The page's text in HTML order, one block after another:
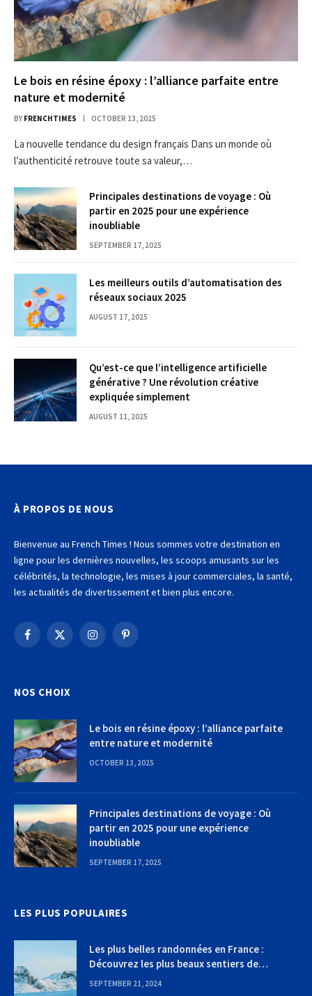
Le bois en résine époxy : l’alliance parfaite entre
nature et modernité
BY FRENCHTIMES OCTOBER 13, 2025
La nouvelle tendance du design français Dans un monde où
l’authenticité retrouve toute sa valeur,…
Principales destinations de voyage : Où
partir en 2025 pour une expérience
inoubliable
SEPTEMBER 17, 2025
Les meilleurs outils d’automatisation des
réseaux sociaux 2025
AUGUST 17, 2025
Qu’est-ce que l’intelligence artificielle
générative ? Une révolution créative
expliquée simplement
AUGUST 11, 2025
À PROPOS DE NOUS
Bienvenue au French Times ! Nous sommes votre destination en
ligne pour les dernières nouvelles, les scoops amusants sur les
célébrités, la technologie, les mises à jour commerciales, la santé,
les actualités de divertissement et bien plus encore.
Facebook
X
InstagramPinterest
NOS CHOIX
Le bois en résine époxy : l’alliance parfaite
entre nature et modernité
OCTOBER 13, 2025
Principales destinations de voyage : Où
partir en 2025 pour une expérience
inoubliable
SEPTEMBER 17, 2025
LES PLUS POPULAIRES
Les plus belles randonnées en France :
Découvrez les plus beaux sentiers de
randonnée
SEPTEMBER 21, 2024